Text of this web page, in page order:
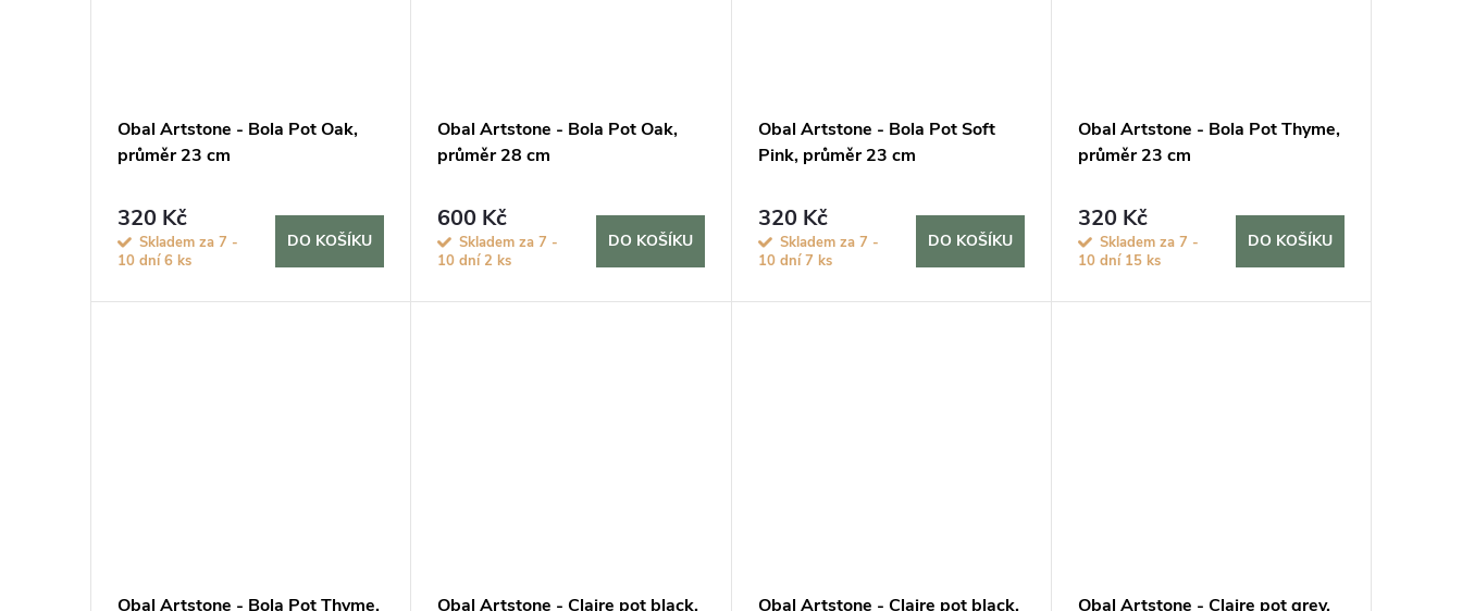
Obal Artstone - Bola Pot Oak,
průměr 23 cm
320 Kč
Skladem za 7 -
10 dní 6 ks
DO KOŠÍKU
Obal Artstone - Bola Pot Oak,
průměr 28 cm
600 Kč
Skladem za 7 -
10 dní 2 ks
DO KOŠÍKU
Obal Artstone - Bola Pot Soft
Pink, průměr 23 cm
320 Kč
Skladem za 7 -
10 dní 7 ks
DO KOŠÍKU
Obal Artstone - Bola Pot Thyme,
průměr 23 cm
320 Kč
Skladem za 7 -
10 dní 15 ks
DO KOŠÍKU
Obal Artstone - Bola Pot Thyme,
Obal Artstone - Claire pot black,
Obal Artstone - Claire pot black,
Obal Artstone - Claire pot grey,